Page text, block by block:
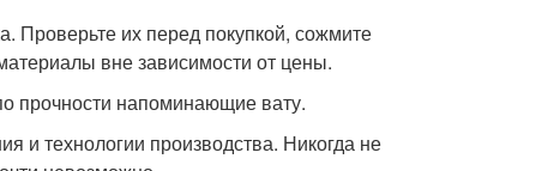
Проверьте их перед покупкой, сожмите
вне зависимости от цены.
прочности напоминающие вату.
и технологии производства. Никогда не